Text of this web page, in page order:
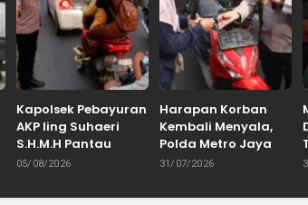
Kapolsek Pebayuran
AKP Iing Suhaeri
S.H.M.H Pantau
Langsung
Calon Kepala Desa
05/08/2026
Harapan Korban
Kembali Menyala,
Polda Metro Jaya
Serahkan 67
31/07/2026